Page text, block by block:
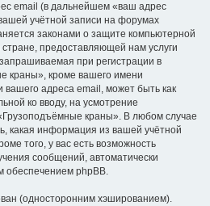
email (в дальнейшем «ваш адрес
учётной записи на форумах
законами о защите компьютерной
предоставляющей нам услуги
при регистрации в
краны», кроме вашего имени
вашего адреса email, может быть как
ко вводу, на усмотрение
краны». В любом случае
какая информация из вашей учётной
того, у вас есть возможность
сообщений, автоматически
обеспечением phpBB.
(односторонним хэшированием).